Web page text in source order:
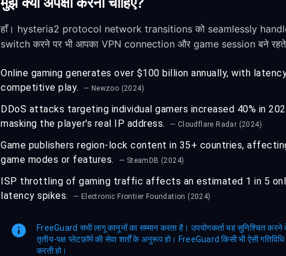
हाँ। hysteria2 protocol network transitions को seamlessly
switch करने पर भी आपका VPN connection और game session बने
Online gaming generates over $100 billion annually, with
competitive play.
— Newzoo (2024)
DDoS attacks targeting individual gamers increased 40% in
masking the player's real IP address.
— Cloudflare Radar (2024)
Game publishers region-lock content in 35+ countries,
game modes or features.
— SteamDB (2024)
ISP throttling of gaming traffic affects an estimated 1 in 5
latency spikes.
— Electronic Frontier Foundation (2024)
FreeGuard सभी लागू कानूनों का सम्मान करता है। उपयोगकर्ता यह सुनिश्चित
तृतीय-पक्ष प्लेटफ़ॉर्म की सेवा शर्तों के अनुरूप हो। FreeGuard किसी भी ऐसी
करती हो।